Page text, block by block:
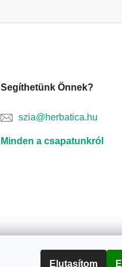
Elutasítom
Segíthetünk Önnek?
szia@herbatica.hu
Minden a csapatunkról